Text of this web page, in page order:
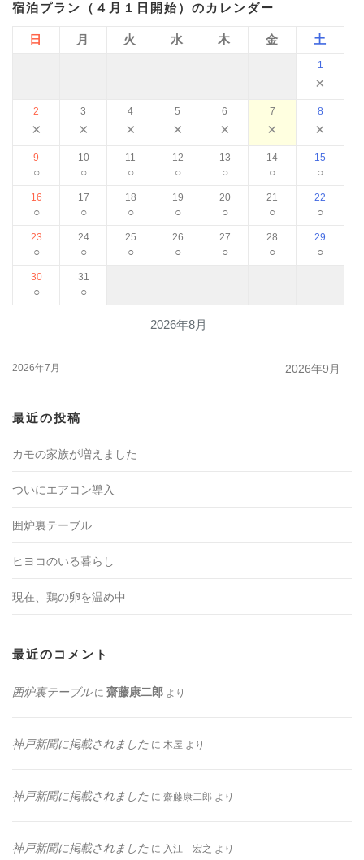
宿泊プラン（４月１日開始）のカレンダー
2026年8月
日 月 火 水 木 金 土
1
×
2
×
3
×
4
×
5
×
6
×
7
×
8
×
9
○
10
○
11
○
12
○
13
○
14
○
15
○
16
○
17
○
18
○
19
○
20
○
21
○
22
○
23
○
24
○
25
○
26
○
27
○
28
○
29
○
30
○
31
○
2026年7月 2026年9月
最近の投稿
カモの家族が増えました
ついにエアコン導入
囲炉裏テーブル
ヒヨコのいる暮らし
現在、鶏の卵を温め中
最近のコメント
囲炉裏テーブルに 齋藤康二郎 より
神戸新聞に掲載されました に 木屋 より
神戸新聞に掲載されました に 齋藤康二郎 より
神戸新聞に掲載されました に 入江 宏之 より